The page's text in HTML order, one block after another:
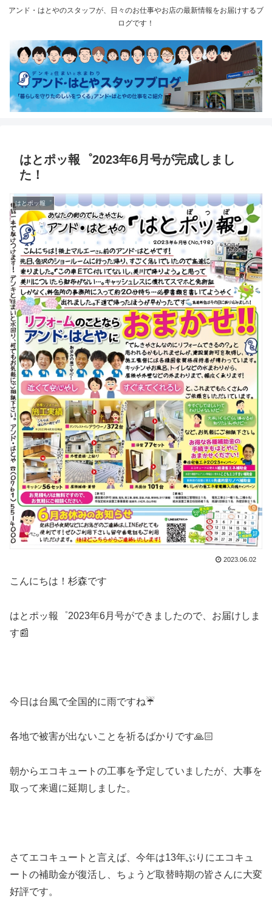
アンド・はとやのスタッフが、日々のお仕事やお店の最新情報をお届けするブ
ログです！
はとポッ報゜2023年6月号が完成しまし
た！
はとポッ報゜
2023.06.02
こんにちは！杉森です
はとポッ報゜2023年6月号ができましたので、お届けしま
す📰
今日は台風で全国的に雨ですね☔
各地で被害が出ないことを祈るばかりです🙏🏻
朝からエコキュートの工事を予定していましたが、大事を
取って来週に延期しました。
さてエコキュートと言えば、今年は13年ぶりにエコキュ
ートの補助金が復活し、ちょうど取替時期の皆さんに大変
好評です。